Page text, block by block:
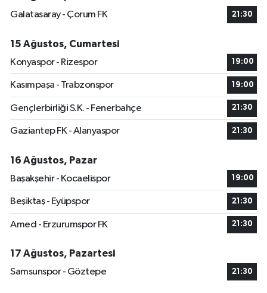
Galatasaray - Çorum FK
21:30
15 Ağustos, Cumartesi
Konyaspor - Rizespor
19:00
Kasımpaşa - Trabzonspor 19:00
Gençlerbirliği S.K. - Fenerbahçe 21:30
Gaziantep FK - Alanyaspor 21:30
16 Ağustos, Pazar
Başakşehir - Kocaelispor
19:00
Beşiktaş - Eyüpspor 21:30
Amed - Erzurumspor FK 21:30
17 Ağustos, Pazartesi
Samsunspor - Göztepe
21:30